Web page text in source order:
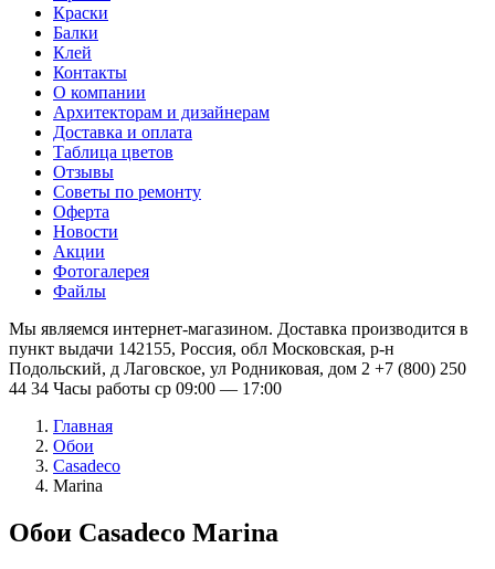
Краски
Балки
Клей
Контакты
О компании
Архитекторам и дизайнерам
Доставка и оплата
Таблица цветов
Отзывы
Советы по ремонту
Оферта
Новости
Акции
Фотогалерея
Файлы
Мы являемся интернет-магазином. Доставка производится в
пункт выдачи 142155, Россия, обл Московская, р-н
Подольский, д Лаговское, ул Родниковая, дом 2 +7 (800) 250
44 34 Часы работы ср 09:00 — 17:00
Главная
Обои
Casadeco
Marina
Обои Casadeco Marina